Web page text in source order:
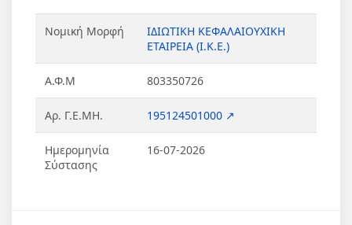
Νομική Μορφή
ΙΔΙΩΤΙΚΗ ΚΕΦΑΛΑΙΟΥΧΙΚΗ
ΕΤΑΙΡΕΙΑ (Ι.Κ.Ε.)
Α.Φ.Μ 803350726
Αρ. Γ.Ε.ΜΗ. 195124501000 ↗
Ημερομηνία
Σύστασης
16-07-2026